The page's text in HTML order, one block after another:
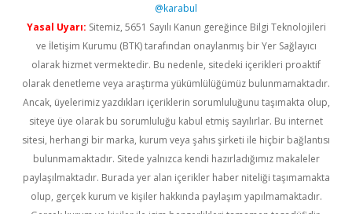
@karabul
Yasal Uyarı: Sitemiz, 5651 Sayılı Kanun gereğince Bilgi Teknolojileri
ve İletişim Kurumu (BTK) tarafından onaylanmış bir Yer Sağlayıcı
olarak hizmet vermektedir. Bu nedenle, sitedeki içerikleri proaktif
olarak denetleme veya araştırma yükümlülüğümüz bulunmamaktadır.
Ancak, üyelerimiz yazdıkları içeriklerin sorumluluğunu taşımakta olup,
siteye üye olarak bu sorumluluğu kabul etmiş sayılırlar. Bu internet
sitesi, herhangi bir marka, kurum veya şahıs şirketi ile hiçbir bağlantısı
bulunmamaktadır. Sitede yalnızca kendi hazırladığımız makaleler
paylaşılmaktadır. Burada yer alan içerikler haber niteliği taşımamakta
olup, gerçek kurum ve kişiler hakkında paylaşım yapılmamaktadır.